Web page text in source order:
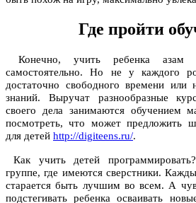
Где пройти
Конечно, учить ребенка азам
самостоятельно. Но не у каждого
достаточно свободного времени или
знаний. Выручат разнообразные
своего дела занимаются обучением
посмотреть, что может предложить
для детей http://digiteens.ru/.
Как учить детей
группе, где имеются сверстники.
старается быть лучшим во всем. А
подстегивать ребенка осваивать